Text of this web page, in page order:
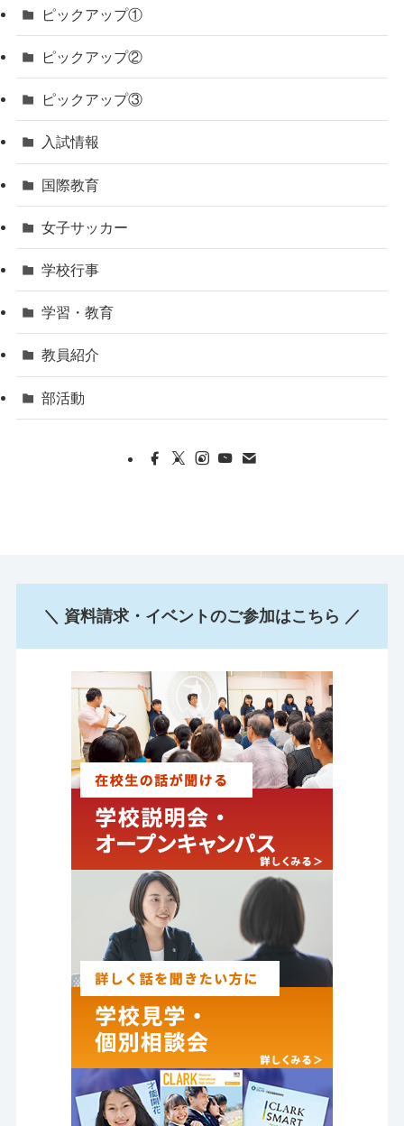
ピックアップ①
ピックアップ②
ピックアップ③
入試情報
国際教育
女子サッカー
学校行事
学習・教育
教員紹介
部活動
＼ 資料請求・イベントのご参加はこちら ／